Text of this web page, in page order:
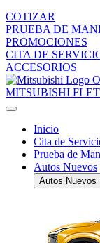
COTIZAR
PRUEBA DE
PROMOCIONES
CITA DE
ACCESORIOS
MITSUBISHI
Inicio
Cita de
Prueba de
Autos Nuevos
Autos Nuevos